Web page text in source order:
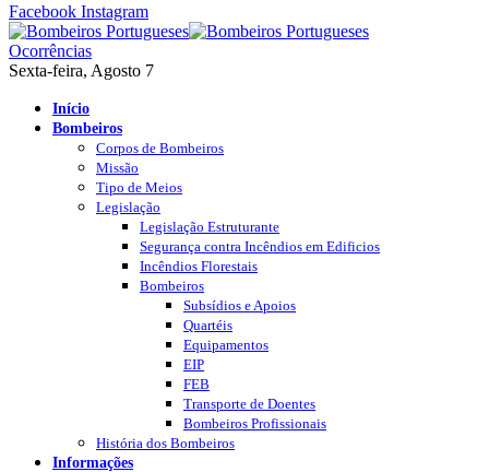
Facebook Instagram
Ocorrências
Sexta-feira, Agosto 7
Início
Bombeiros
Corpos de Bombeiros
Missão
Tipo de Meios
Legislação
Legislação Estruturante
Segurança contra Incêndios em Edificios
Incêndios Florestais
Bombeiros
Subsídios e Apoios
Quartéis
Equipamentos
EIP
FEB
Transporte de Doentes
Bombeiros Profissionais
História dos Bombeiros
Informações